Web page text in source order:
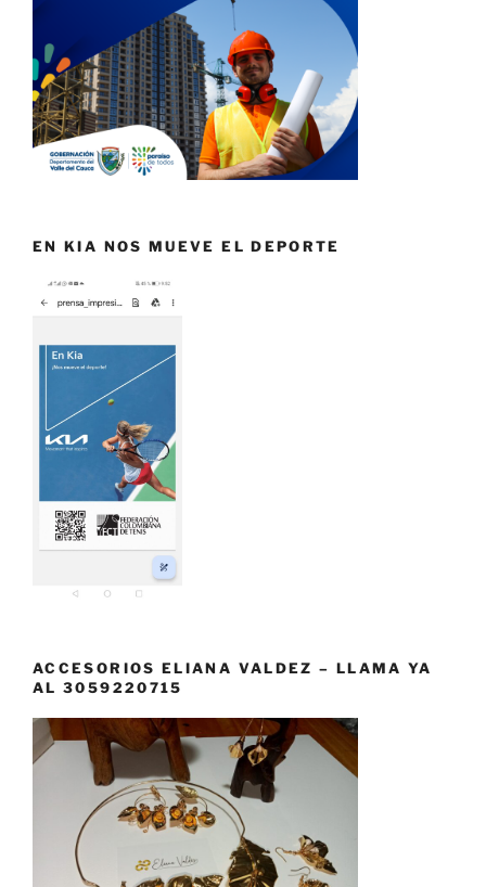
EN KIA NOS MUEVE EL DEPORTE
ACCESORIOS ELIANA VALDEZ – LLAMA YA
AL 3059220715